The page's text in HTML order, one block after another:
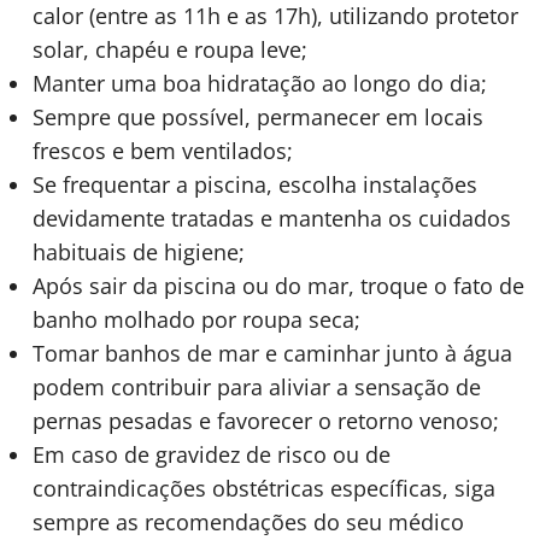
calor (entre as 11h e as 17h), utilizando protetor
solar, chapéu e roupa leve;
Manter uma boa hidratação ao longo do dia;
Sempre que possível, permanecer em locais
frescos e bem ventilados;
Se frequentar a piscina, escolha instalações
devidamente tratadas e mantenha os cuidados
habituais de higiene;
Após sair da piscina ou do mar, troque o fato de
banho molhado por roupa seca;
Tomar banhos de mar e caminhar junto à água
podem contribuir para aliviar a sensação de
pernas pesadas e favorecer o retorno venoso;
Em caso de gravidez de risco ou de
contraindicações obstétricas específicas, siga
sempre as recomendações do seu médico